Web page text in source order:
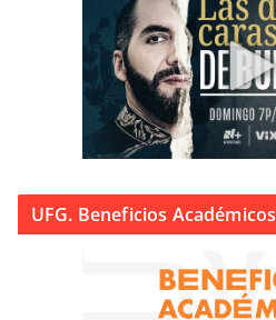
UFG. Beneficios Académicos